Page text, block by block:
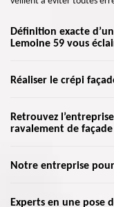
Définition exacte
Lemoine 59 vous
C’est en fait
murs, façades et plafond
ravalement projeté,
peuvent mettre du crépi
Réaliser le crépi
La raison d’appliquer du
« enduit », est qu’il
l’endroit où se place
mixé avec une substance
obtiendrez une maison
Retrouvez
ravalement de
Toute activité de la
Notre entreprise
Il est plus sûr d’avoir
Experts en une pose